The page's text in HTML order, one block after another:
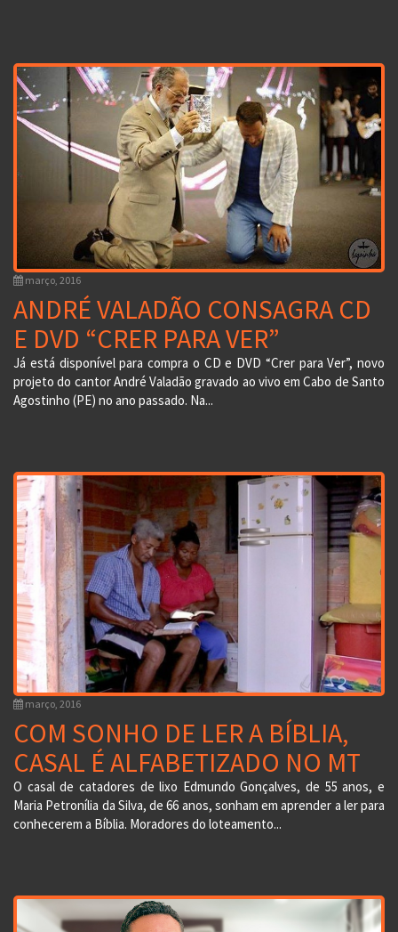
março, 2016
ANDRÉ VALADÃO CONSAGRA CD
E DVD “CRER PARA VER”
Já está disponível para compra o CD e DVD “Crer para Ver”, novo
projeto do cantor André Valadão gravado ao vivo em Cabo de Santo
Agostinho (PE) no ano passado. Na...
março, 2016
COM SONHO DE LER A BÍBLIA,
CASAL É ALFABETIZADO NO MT
O casal de catadores de lixo Edmundo Gonçalves, de 55 anos, e
Maria Petronília da Silva, de 66 anos, sonham em aprender a ler para
conhecerem a Bíblia. Moradores do loteamento...